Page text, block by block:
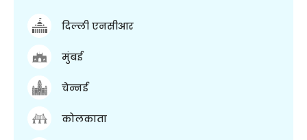
दिल्ली एनसीआर
मुंबई
चेन्नई
कोलकाता